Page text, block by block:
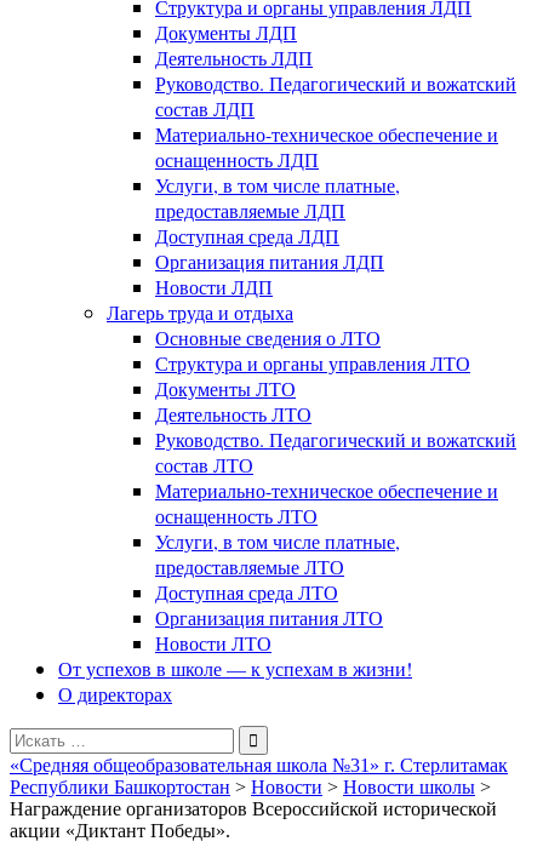
Структура и органы управления ЛДП
Документы ЛДП
Деятельность ЛДП
Руководство. Педагогический и вожатский
состав ЛДП
Материально-техническое обеспечение и
оснащенность ЛДП
Услуги, в том числе платные,
предоставляемые ЛДП
Доступная среда ЛДП
Организация питания ЛДП
Новости ЛДП
Лагерь труда и отдыха
Основные сведения о ЛТО
Структура и органы управления ЛТО
Документы ЛТО
Деятельность ЛТО
Руководство. Педагогический и вожатский
состав ЛТО
Материально-техническое обеспечение и
оснащенность ЛТО
Услуги, в том числе платные,
предоставляемые ЛТО
Доступная среда ЛТО
Организация питания ЛТО
Новости ЛТО
От успехов в школе — к успехам в жизни!
О директорах
Поиск
для:
«Средняя общеобразовательная школа №31» г. Стерлитамак
Республики Башкортостан > Новости > Новости школы >
Награждение организаторов Всероссийской исторической
акции «Диктант Победы».